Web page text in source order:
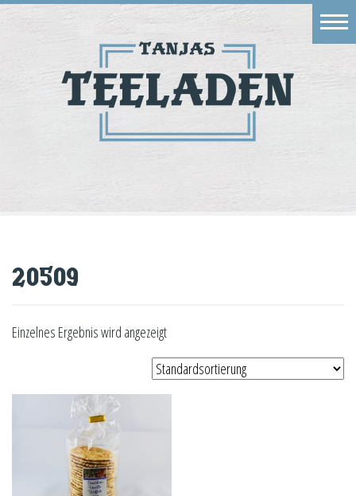
20509
Einzelnes Ergebnis wird angezeigt
Geschäft